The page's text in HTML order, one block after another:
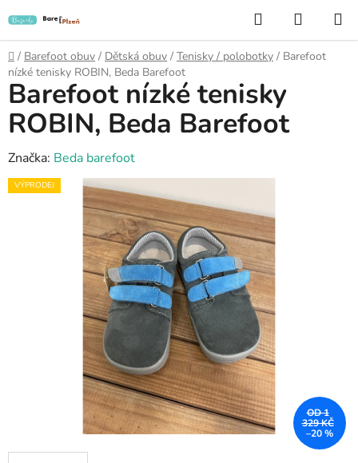
na
obsah
Hledat
KOŠÍK
Domů
/ Barefoot obuv / Dětská obuv / Tenisky / polobotky / Barefoot
nízké tenisky ROBIN, Beda Barefoot
Barefoot nízké tenisky
ROBIN, Beda Barefoot
Značka: Beda barefoot
VÝPRODEJ
OD 1
329 KČ
–20 %